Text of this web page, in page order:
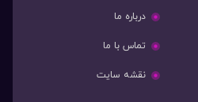
درباره ما
تماس با ما
نقشه سایت